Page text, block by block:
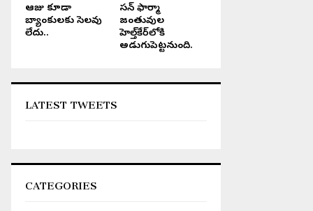
ఆరోజు కూడా
బ్యాంకులకు సెలవు
లేదు..
సన్ ఫార్మా
జంతువుల
హెల్త్‌కేర్‌లోకి
అడుగుపెట్టనుంది.
LATEST TWEETS
CATEGORIES